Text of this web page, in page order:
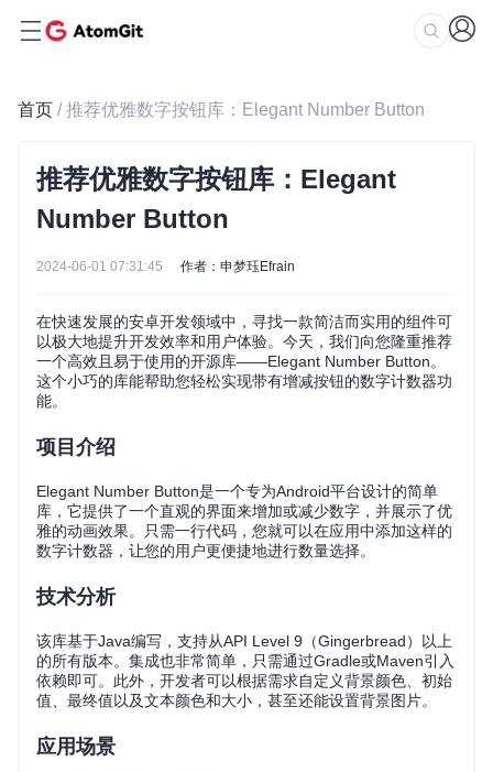
首页 / 推荐优雅数字按钮库：Elegant Number Button
推荐优雅数字按钮库：Elegant
Number Button
2024-06-01 07:31:45 作者：申梦珏Efrain
在快速发展的安卓开发领域中，寻找一款简洁而实用的组件可
以极大地提升开发效率和用户体验。今天，我们向您隆重推荐
一个高效且易于使用的开源库——Elegant Number Button。
这个小巧的库能帮助您轻松实现带有增减按钮的数字计数器功
能。
项目介绍
Elegant Number Button是一个专为Android平台设计的简单
库，它提供了一个直观的界面来增加或减少数字，并展示了优
雅的动画效果。只需一行代码，您就可以在应用中添加这样的
数字计数器，让您的用户更便捷地进行数量选择。
技术分析
该库基于Java编写，支持从API Level 9（Gingerbread）以上
的所有版本。集成也非常简单，只需通过Gradle或Maven引入
依赖即可。此外，开发者可以根据需求自定义背景颜色、初始
值、最终值以及文本颜色和大小，甚至还能设置背景图片。
应用场景